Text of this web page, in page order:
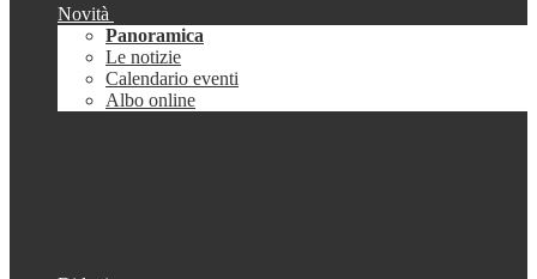
Novità
Panoramica
Le notizie
Calendario eventi
Albo online